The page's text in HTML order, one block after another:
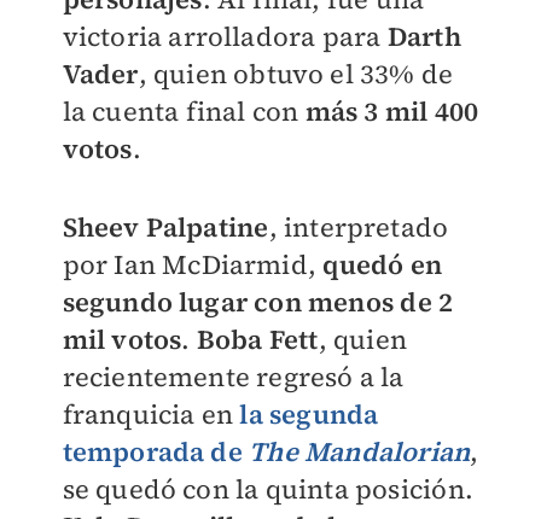
victoria arrolladora para Darth
Vader, quien obtuvo el 33% de
la cuenta final con más 3 mil 400
votos.
Sheev Palpatine, interpretado
por Ian McDiarmid, quedó en
segundo lugar con menos de 2
mil votos. Boba Fett, quien
recientemente regresó a la
franquicia enla segunda
temporada de The Mandalorian,
se quedó con la quinta posición.